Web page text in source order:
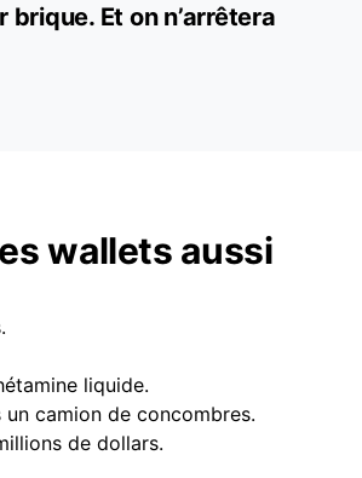
Et on n’arrêtera
wallets aussi
liquide.
camion de concombres.
de dollars.